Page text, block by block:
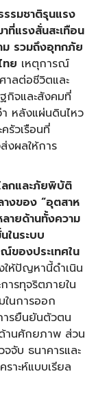
รมชาติรุนแรง
ที่แรงสั่นสะเทือน
ม รวมถึงอุทกภัย
ทย เหตุการณ์
าลต่อชีวิตและ
กิจและสังคมที่
หลังแผ่นดินไหว
รัวเรือนที่
งผลให้การ
ลกและภัยพิบัติ
งของ “อุตสาห
ายด้านทั้งความ
ในระบบ
ของประเทศใน
ห้ปัญหานี้ดำเนิน
ารทุจริตภายใน
ในการออก
ารยืนยันตัวตน
านศักยภาพ ส่วน
จับ ธนาคารและ
ราะห์แบบเรียล